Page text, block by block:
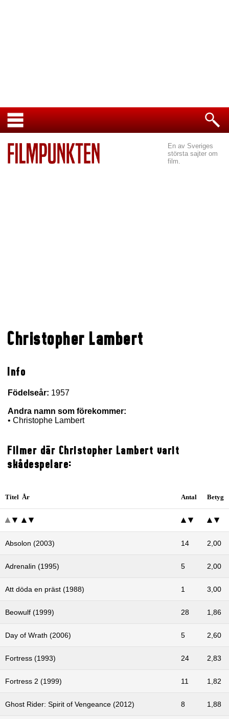
En av Sveriges
största sajter om
film.
Christopher Lambert
Info
Födelseår: 1957
Andra namn som förekommer:
• Christophe Lambert
Filmer där Christopher Lambert varit
skådespelare:
Titel År Antal Betyg
Absolon (2003) 14 2,00
Adrenalin (1995) 5 2,00
Att döda en präst (1988) 1 3,00
Beowulf (1999) 28 1,86
Day of Wrath (2006) 5 2,60
Fortress (1993) 24 2,83
Fortress 2 (1999) 11 1,82
Ghost Rider: Spirit of Vengeance (2012) 8 1,88